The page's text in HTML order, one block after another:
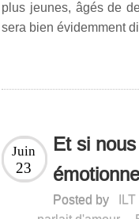
plus jeunes, âgés de
sera bien évidemment
Et si
Juin
23
Posted by ILT